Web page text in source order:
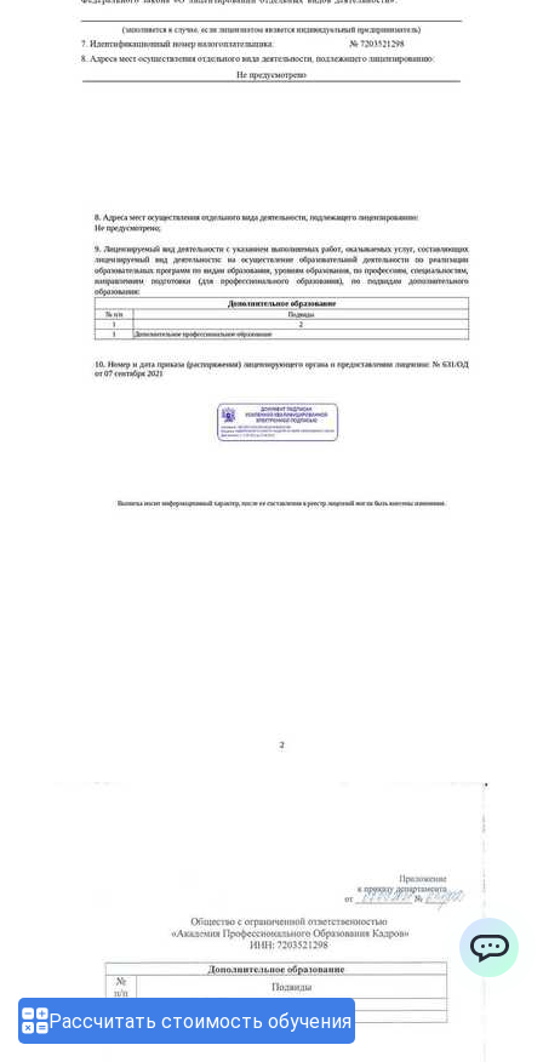
Рассчитать стоимость обучения
Мессенджеры
Vkontakte
Max
ChatApp